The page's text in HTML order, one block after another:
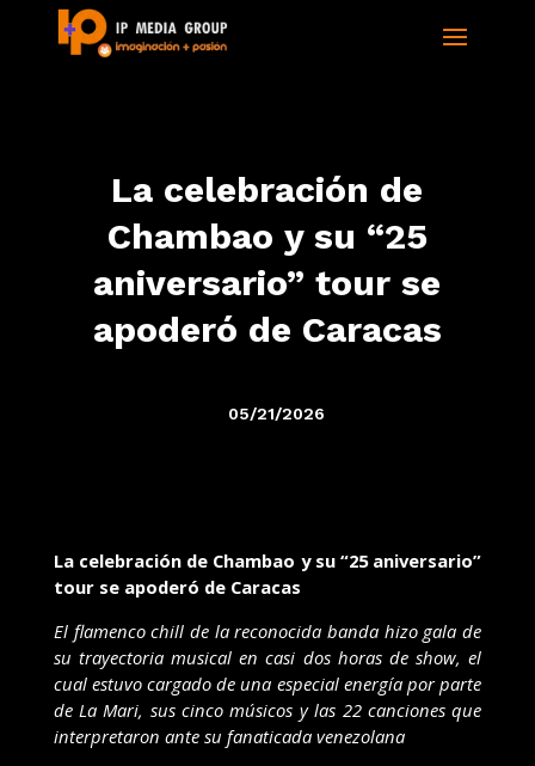
La celebración de
Chambao y su “25
aniversario” tour se
apoderó de Caracas
05/21/2026
La celebración de Chambao y su “25 aniversario”
tour se apoderó de Caracas
El flamenco chill de la reconocida banda hizo gala de
su trayectoria musical en casi dos horas de show, el
cual estuvo cargado de una especial energía por parte
de La Mari, sus cinco músicos y las 22 canciones que
interpretaron ante su fanaticada venezolana